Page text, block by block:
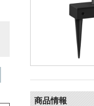
商品情報